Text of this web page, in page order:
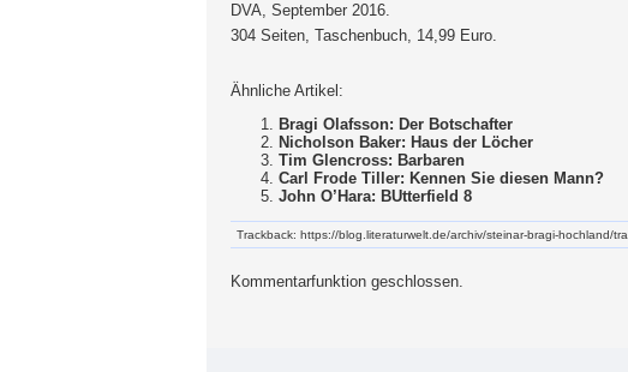
DVA, September 2016.
304 Seiten, Taschenbuch, 14,99 Euro.
Ähnliche Artikel:
Bragi Olafsson: Der Botschafter
Nicholson Baker: Haus der Löcher
Tim Glencross: Barbaren
Carl Frode Tiller: Kennen Sie diesen Mann?
John O’Hara: BUtterfield 8
Trackback: https://blog.literaturwelt.de/archiv/steinar-bragi-hochland/
Kommentarfunktion geschlossen.